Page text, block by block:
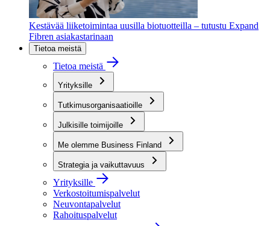
Kestävää liiketoimintaa uusilla biotuotteilla – tutustu Expand
Fibren asiakastarinaan
Tietoa meistä
Tietoa meistä
Yrityksille
Tutkimusorganisaatioille
Julkisille toimijoille
Me olemme Business Finland
Strategia ja vaikuttavuus
Yrityksille
Verkostoitumispalvelut
Neuvontapalvelut
Rahoituspalvelut